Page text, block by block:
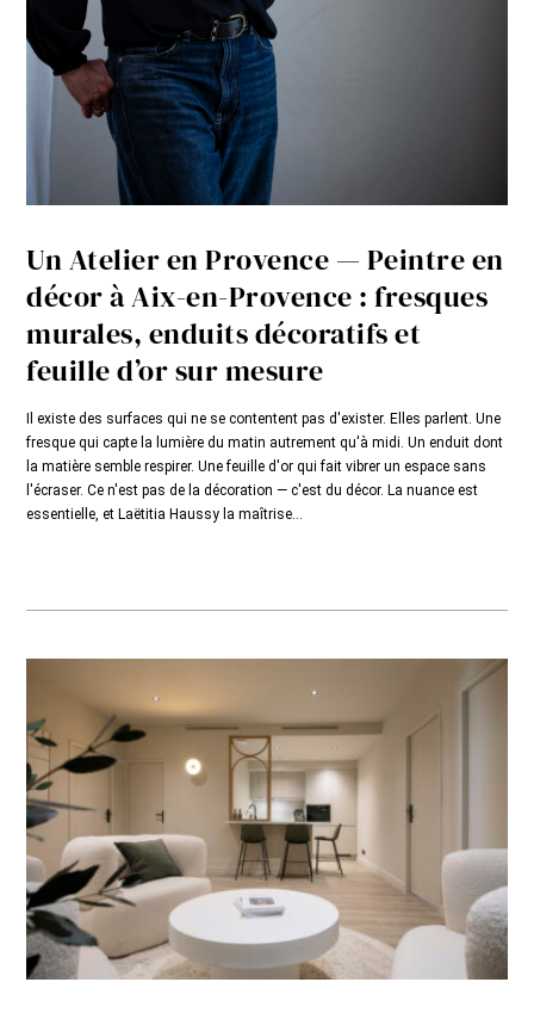
Un Atelier en Provence — Peintre en
décor à Aix-en-Provence : fresques
murales, enduits décoratifs et
feuille d’or sur mesure
Il existe des surfaces qui ne se contentent pas d'exister. Elles parlent. Une
fresque qui capte la lumière du matin autrement qu'à midi. Un enduit dont
la matière semble respirer. Une feuille d'or qui fait vibrer un espace sans
l'écraser. Ce n'est pas de la décoration — c'est du décor. La nuance est
essentielle, et Laëtitia Haussy la maîtrise...